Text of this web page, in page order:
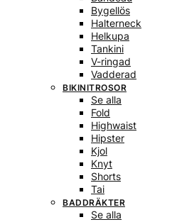
Bygellös
Halterneck
Helkupa
Tankini
V-ringad
Vadderad
BIKINITROSOR
Se alla
Fold
Highwaist
Hipster
Kjol
Knyt
Shorts
Tai
BADDRÄKTER
Se alla